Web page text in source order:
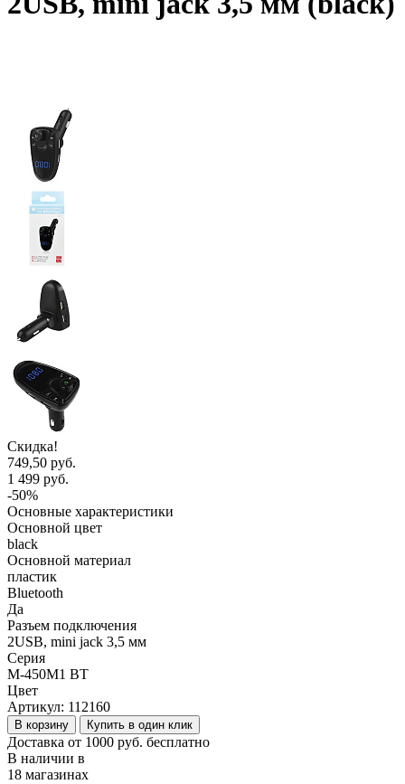
Скидка!
749,50 руб.
1 499 руб.
-50%
Основные характеристики
Основной цвет
black
Основной материал
пластик
Bluetooth
Да
Разъем подключения
2USB, mini jack 3,5 мм
Серия
M-450M1 BT
Цвет
Артикул: 112160
В корзину Купить в один клик
Доставка от 1000 руб. бесплатно
В наличии в
18 магазинах